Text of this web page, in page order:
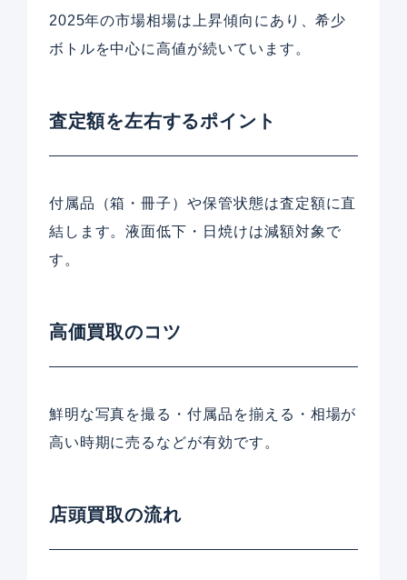
2025年の市場相場は上昇傾向にあり、希少
ボトルを中心に高値が続いています。
査定額を左右するポイント
付属品（箱・冊子）や保管状態は査定額に直
結します。液面低下・日焼けは減額対象で
す。
高価買取のコツ
鮮明な写真を撮る・付属品を揃える・相場が
高い時期に売るなどが有効です。
店頭買取の流れ